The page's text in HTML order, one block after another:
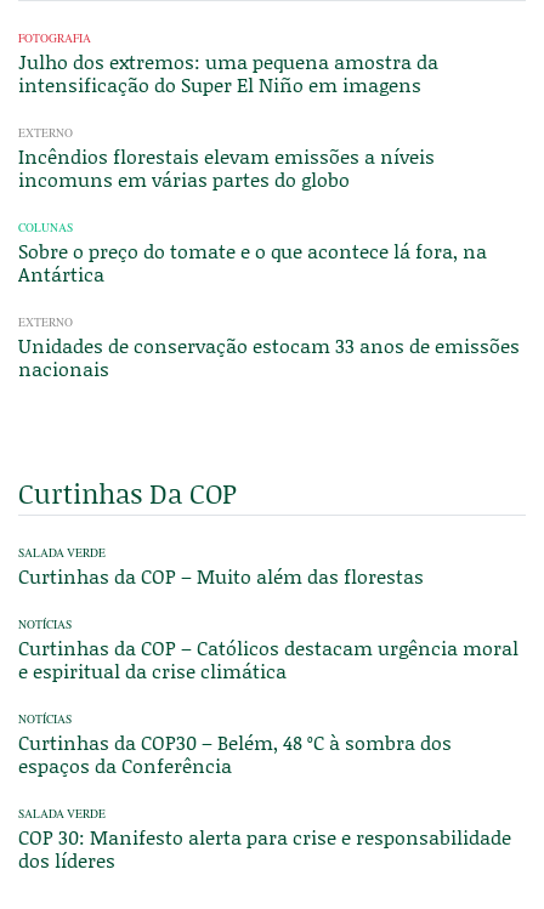
FOTOGRAFIA
Julho dos extremos: uma pequena amostra da
intensificação do Super El Niño em imagens
EXTERNO
Incêndios florestais elevam emissões a níveis
incomuns em várias partes do globo
COLUNAS
Sobre o preço do tomate e o que acontece lá fora, na
Antártica
EXTERNO
Unidades de conservação estocam 33 anos de emissões
nacionais
Curtinhas Da COP
SALADA VERDE
Curtinhas da COP – Muito além das florestas
NOTÍCIAS
Curtinhas da COP – Católicos destacam urgência moral
e espiritual da crise climática
NOTÍCIAS
Curtinhas da COP30 – Belém, 48 ºC à sombra dos
espaços da Conferência
SALADA VERDE
COP 30: Manifesto alerta para crise e responsabilidade
dos líderes